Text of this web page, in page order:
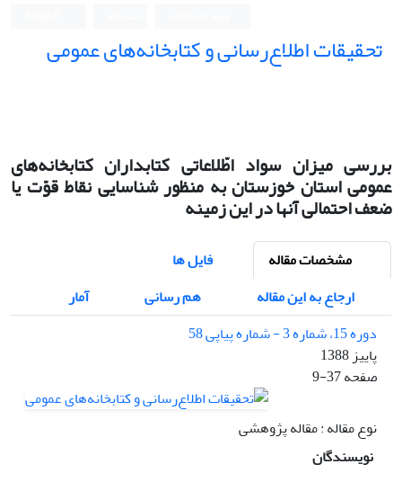
تحقیقات اطلاع‌رسانی و کتابخانه‌های عمومی
بررسی میزان سواد اطّلاعاتی کتابداران کتابخانه‌های
عمومی استان خوزستان به منظور شناسایی نقاط قوّت یا
ضعف احتمالی آنها در این زمینه
مشخصات مقاله
فایل ها
ارجاع به این مقاله
هم رسانی
آمار
دوره 15، شماره 3 - شماره پیاپی 58
پاییز 1388
صفحه9-37
نوع مقاله : مقاله پژوهشی
نویسندگان